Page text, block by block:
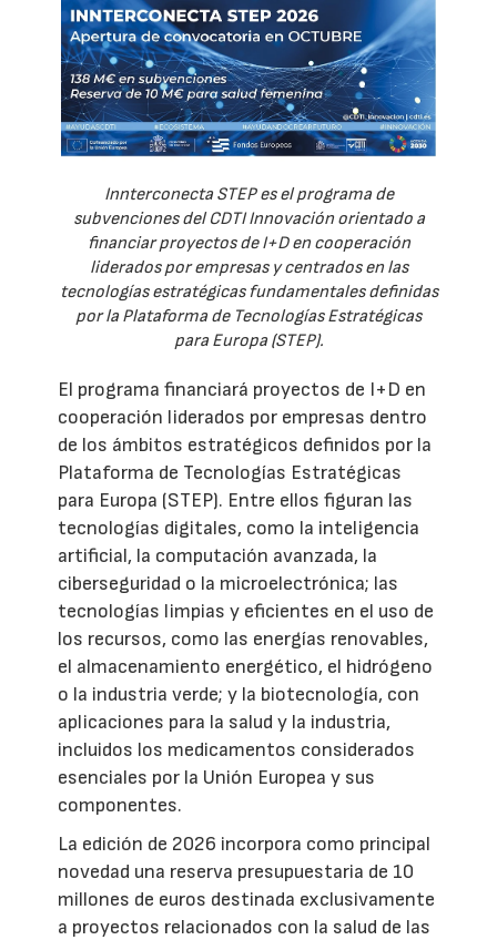
Innterconecta STEP es el programa de
subvenciones del CDTI Innovación orientado a
financiar proyectos de I+D en cooperación
liderados por empresas y centrados en las
tecnologías estratégicas fundamentales definidas
por la Plataforma de Tecnologías Estratégicas
para Europa (STEP).
El programa financiará proyectos de I+D en
cooperación liderados por empresas dentro
de los ámbitos estratégicos definidos por la
Plataforma de Tecnologías Estratégicas
para Europa (STEP). Entre ellos figuran las
tecnologías digitales, como la inteligencia
artificial, la computación avanzada, la
ciberseguridad o la microelectrónica; las
tecnologías limpias y eficientes en el uso de
los recursos, como las energías renovables,
el almacenamiento energético, el hidrógeno
o la industria verde; y la biotecnología, con
aplicaciones para la salud y la industria,
incluidos los medicamentos considerados
esenciales por la Unión Europea y sus
componentes.
La edición de 2026 incorpora como principal
novedad una reserva presupuestaria de 10
millones de euros destinada exclusivamente
a proyectos relacionados con la salud de las